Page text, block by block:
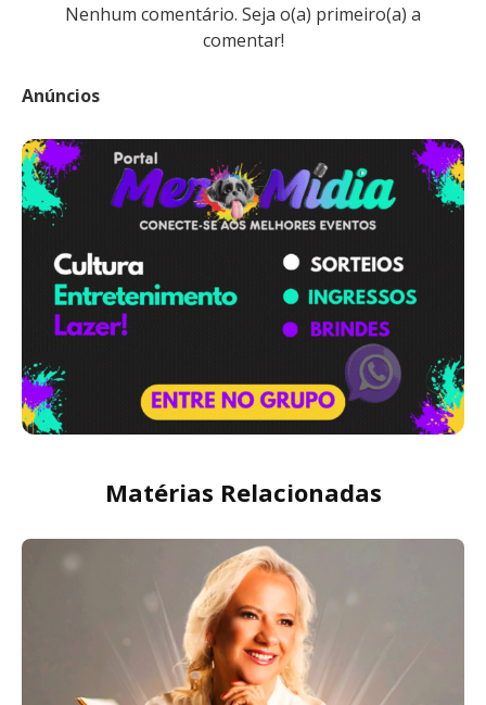
Nenhum comentário. Seja o(a) primeiro(a) a
comentar!
Anúncios
Matérias Relacionadas